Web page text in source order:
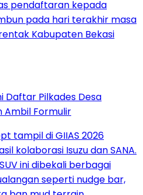
Daftar Pilkades Desa
Ambil Formulir